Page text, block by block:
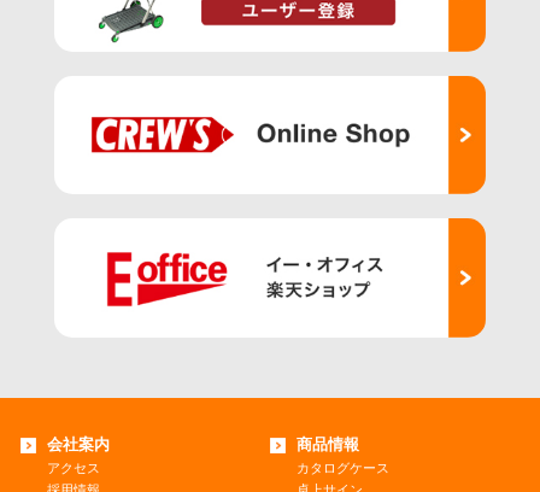
会社案内
アクセス
商品情報
カタログケース